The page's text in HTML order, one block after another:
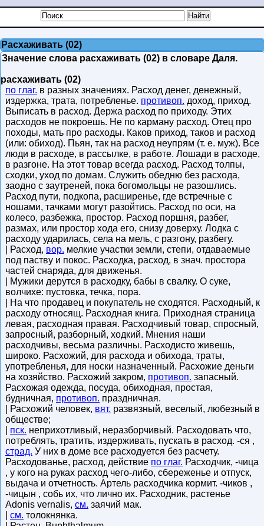
Расхаживать (02)
Значение слова расхаживать (02) в словаре Даля.
расхаживать (02)
по глаг. в разных значениях. Расход денег, денежный,
издержка, трата, потребленье. противоп. доход, приход.
Выписать в расход. Держа расход по приходу. Этих
расходов не покроешь. Не по карману расход. Отец про
походы, мать про расходы. Каков приход, таков и расход
(или: обиход). Пьян, так на расход неупрям (т. е. муж). Все
люди в расходе, в рассылке, в работе. Лошади в расходе,
в разгоне. На этот товар всегда расход. Расход толпы,
сходки, уход по домам. Служить обедню без расхода,
заодно с заутреней, пока богомольцы не разошлись.
Расход пути, подкопа, расширенье, где встречные с
ношами, тачками могут разойтись. Расход по оси, на
колесо, разбежка, простор. Расход поршня, разбег,
размах, или простор хода его, снизу доверху. Лодка с
расходу ударилась, села на мель, с разгону, разбегу.
| Расход, вор. мелкие участки земли, степи, отдаваемые
под паству и покос. Расходка, расход, в знач. простора
частей снаряда, для движенья.
| Мужики дерутся в расходку, бабы в свалку. О суке,
волчихе: пустовка, течка, пора.
| На что продавец и покупатель не сходятся. Расходный, к
расходу относящ. Расходная книга. Приходная страница
левая, расходная правая. Расходчивый товар, спросный,
запросный, разборный, ходкий. Мнения наши
расходчивы, весьма различны. Расходисто живешь,
широко. Расхожий, для расхода и обихода, траты,
употребленья, для носки назначенный. Расхожие деньги
на хозяйство. Расхожий закром, противоп. запасный.
Расхожая одежда, посуда, обиходная, простая,
будничная, противоп. праздничная.
| Расхожий человек, вят. развязный, веселый, любезный в
обществе;
пск. неприхотливый, неразборчивый. Расходовать что,
потреблять, тратить, издерживать, пускать в расход. -ся ,
страд. У них в доме все расходуется без расчету.
Расходованье, расход, действие по глаг. Расходчик, -чица
, у кого на руках расход чего-либо, сбереженье и отпуск,
выдача и отчетность. Артель расходчика кормит. -чиков ,
-чицын , собь их, что лично их. Расходник, растенье
Adonis vernalis, см. заячий мак.
см. толокнянка.